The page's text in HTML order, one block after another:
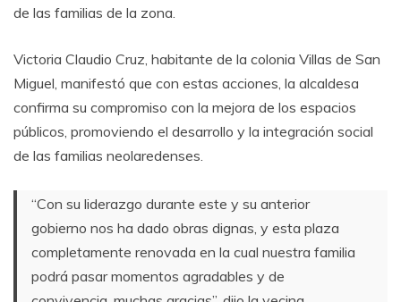
de las familias de la zona.
Victoria Claudio Cruz, habitante de la colonia Villas de San
Miguel, manifestó que con estas acciones, la alcaldesa
confirma su compromiso con la mejora de los espacios
públicos, promoviendo el desarrollo y la integración social
de las familias neolaredenses.
“Con su liderazgo durante este y su anterior
gobierno nos ha dado obras dignas, y esta plaza
completamente renovada en la cual nuestra familia
podrá pasar momentos agradables y de